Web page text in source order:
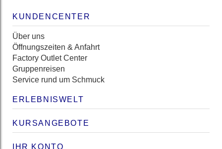
KUNDENCENTER
Über uns
Öffnungszeiten & Anfahrt
Factory Outlet Center
Gruppenreisen
Service rund um Schmuck
ERLEBNISWELT
KURSANGEBOTE
IHR KONTO